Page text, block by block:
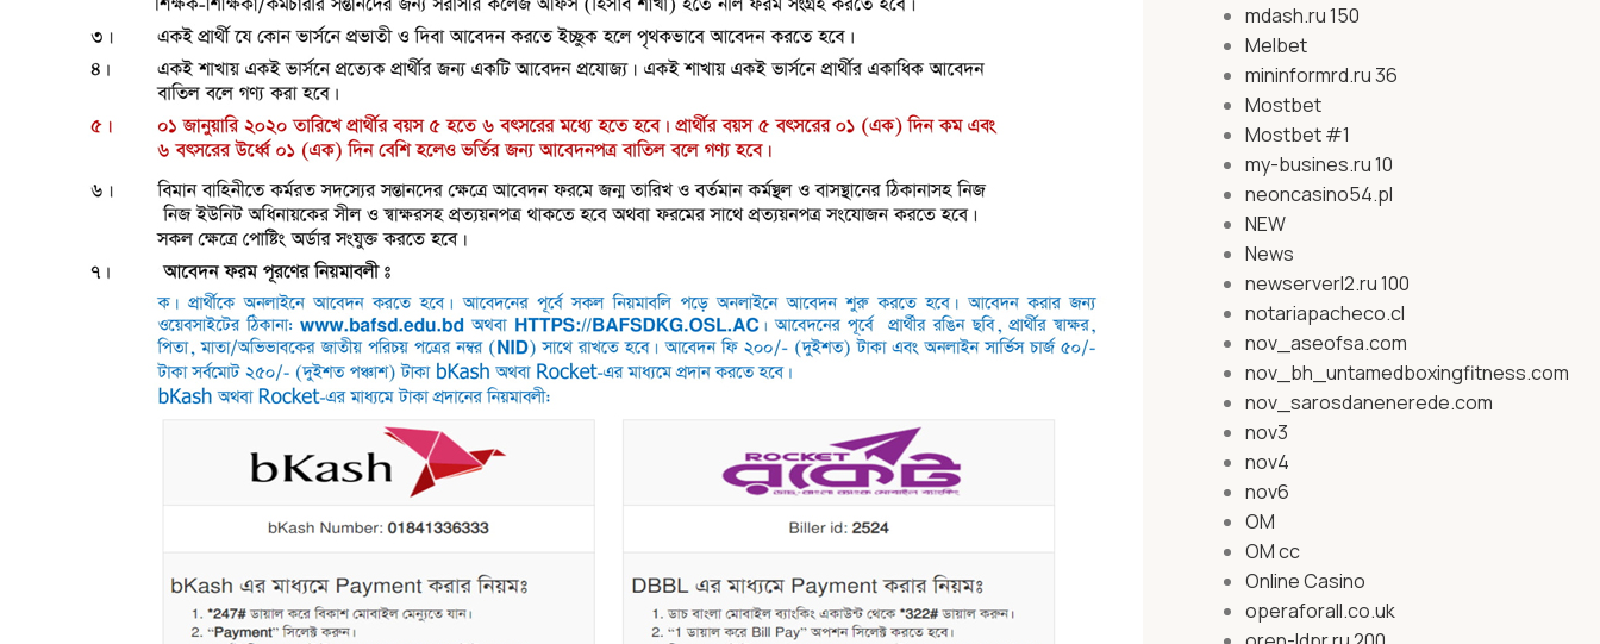
mdash.ru 150
Melbet
mininformrd.ru 36
Mostbet
Mostbet #1
my-busines.ru 10
neoncasino54.pl
NEW
News
newserverl2.ru 100
notariapacheco.cl
nov_aseofsa.com
nov_bh_untamedboxingfitness.com
nov_sarosdanenerede.com
nov3
nov4
nov6
OM
OM cc
Online Casino
operaforall.co.uk